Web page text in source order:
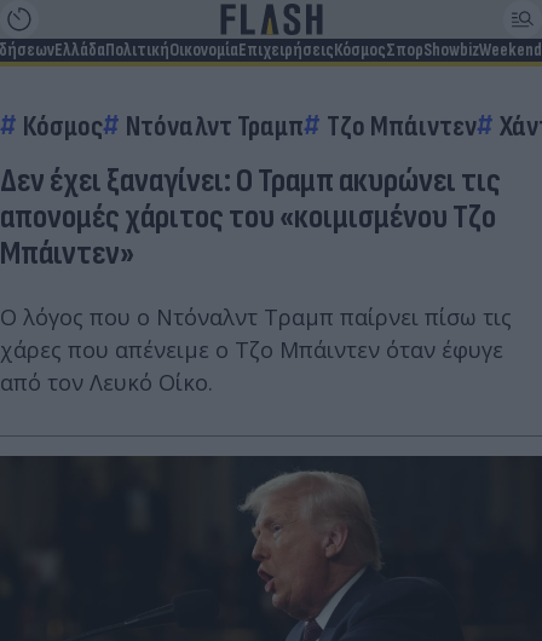
ΕλλάδαΠολιτικήΟικονομίαΕπιχειρήσειςΚόσμοςΣπορShowbizWeekend
Κόσμος Ντόναλντ Τραμπ Τζο Μπάιντεν
Δεν έχει ξαναγίνει: Ο Τραμπ ακυρώνει τις
απονομές χάριτος του «κοιμισμένου Τζο
Μπάιντεν»
Ο λόγος που ο Ντόναλντ Τραμπ παίρνει πίσω τις
χάρες που απένειμε ο Τζο Μπάιντεν όταν έφυγε
από τον Λευκό Οίκο.